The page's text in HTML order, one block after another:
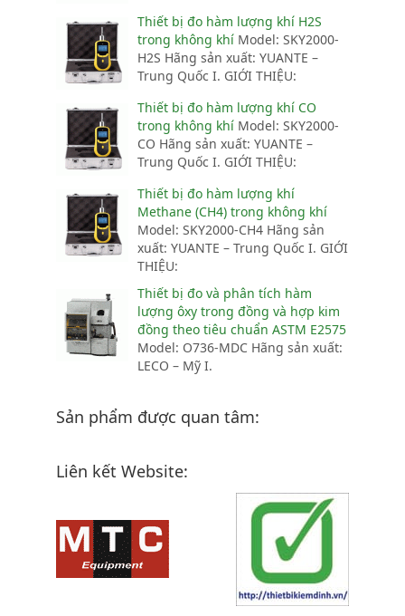
Thiết bị đo hàm lượng khí H2S
trong không khí Model: SKY2000-
H2S Hãng sản xuất: YUANTE –
Trung Quốc I. GIỚI THIỆU:
Thiết bị đo hàm lượng khí CO
trong không khí Model: SKY2000-
CO Hãng sản xuất: YUANTE –
Trung Quốc I. GIỚI THIỆU:
Thiết bị đo hàm lượng khí
Methane (CH4) trong không khí
Model: SKY2000-CH4 Hãng sản
xuất: YUANTE – Trung Quốc I. GIỚI
THIỆU:
Thiết bị đo và phân tích hàm
lượng ôxy trong đồng và hợp kim
đồng theo tiêu chuẩn ASTM E2575
Model: O736-MDC Hãng sản xuất:
LECO – Mỹ I.
Sản phẩm được quan tâm:
Liên kết Website: